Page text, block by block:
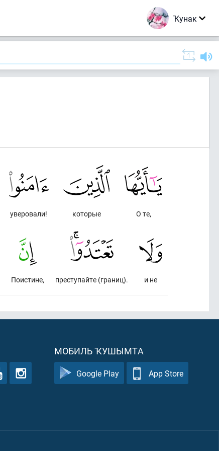
Ҡунак
О те,
которые
уверовали!
и не
преступайте (границ).
Поистине,
МОБИЛЬ ҠУШЫМТА
Google Play App Store